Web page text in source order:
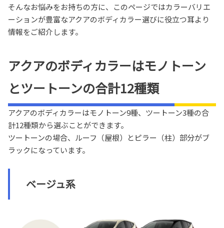
そんなお悩みをお持ちの方に、このページではカラーバリエ
ーションが豊富なアクアのボディカラー選びに役立つ耳より
情報をご紹介します。
アクアのボディカラーはモノトーン
とツートーンの合計12種類
アクアのボディカラーはモノトーン9種、ツートーン3種の合
計12種類から選ぶことができます。
ツートーンの場合、ルーフ（屋根）とピラー（柱）部分がブ
ラックになっています。
ベージュ系